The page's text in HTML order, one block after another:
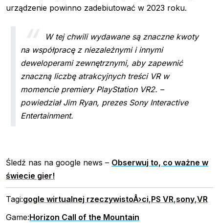
urządzenie powinno zadebiutować w 2023 roku.
W tej chwili wydawane są znaczne kwoty
na współpracę z niezależnymi i innymi
deweloperami zewnętrznymi, aby zapewnić
znaczną liczbę atrakcyjnych treści VR w
momencie premiery PlayStation VR2. –
powiedział Jim Ryan, prezes Sony Interactive
Entertainment.
Śledź nas na google news – Obserwuj to, co ważne w
świecie gier!
Tagi:gogle wirtualnej rzeczywistoÅ›ci,PS VR,sony,VR
Game:Horizon Call of the Mountain